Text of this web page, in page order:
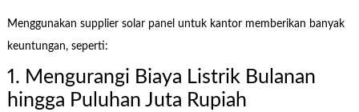
Menggunakan supplier solar panel untuk kantor memberikan banyak
keuntungan, seperti:
1. Mengurangi Biaya Listrik Bulanan
hingga Puluhan Juta Rupiah